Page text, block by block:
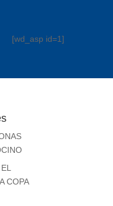
[wd_asp id=1]
COPA